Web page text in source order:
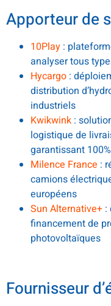
Apporteur de
10Play :
analyser tous
Hycargo :
distribution
industriels
Kwikwink :
logistique de
garantissant
Milence France :
camions
européens
Sun Alternative+ :
financement de
photovoltaïques
Fournisseur